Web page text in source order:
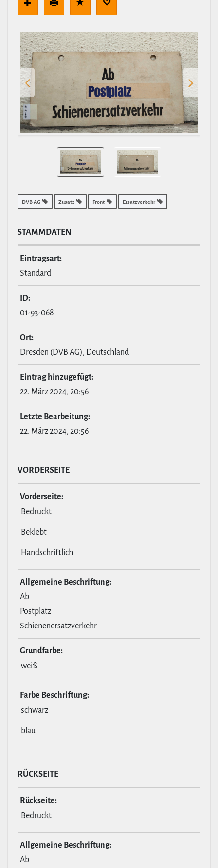
DVB AG Zusatz Front Ersatzverkehr
STAMM­DATEN
Ein­tragsart:
Standard
ID:
01-93-068
Ort:
Dresden (DVB AG), Deutschland
Eintrag hin­zu­ge­fügt:
22. März 2024, 20:56
Letzte Bear­bei­tung:
22. März 2024, 20:56
VOR­DER­SEITE
Vor­der­seite:
Bedruckt
Beklebt
Handschriftlich
All­ge­meine Beschrif­tung:
Ab
Postplatz
Schienenersatzverkehr
Grund­farbe:
weiß
Farbe Beschrif­tung:
schwarz
blau
RÜCKSEITE
Rückseite:
Bedruckt
All­ge­meine Beschrif­tung:
Ab